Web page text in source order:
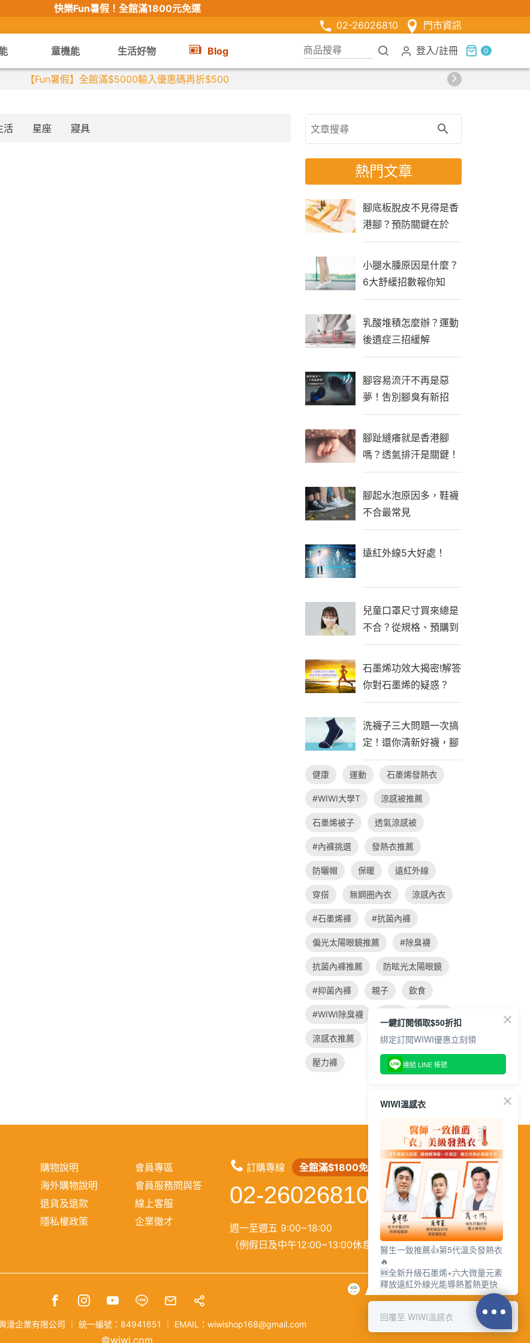
快樂Fun暑假！ 全館滿1800元免運
02-26026810
門市資訊
童機能 生活好物 Blog 登入 /註冊 0
【Fun暑假】全館滿$5000輸入優惠碼再折$500
活 星座 寢具
熱門文章
腳底板脫皮不見得是香
港腳？預防關鍵在於
「生活習慣」
小腿水腫原因是什麼？
6大舒緩招數報你知
乳酸堆積怎麼辦？運動
後遺症三招緩解
腳容易流汗不再是惡
夢！吿別腳臭有新招
腳趾縫癢就是香港腳
嗎？透氣排汗是關鍵！
腳起水泡原因多，鞋襪
不合最常見
遠紅外線5大好處！
兒童口罩尺寸買來總是
不合？從規格、預購到
自製一次看懂！
石墨烯功效大揭密!解答
你對石墨烯的疑惑？
洗襪子三大問題一次搞
定！還你清新好襪，腳
臭不隨行
健康 運動 石墨烯發熱衣
#WIWI大學T 涼感被推薦
石墨烯被子 透氣涼感被
#內褲挑選 發熱衣推薦
防曬帽 保暖 遠紅外線
穿搭 無鋼圈內衣 涼感內衣
#石墨烯褲 #抗菌內褲
偏光太陽眼鏡推薦 #除臭襪
抗菌內褲推薦 防眩光太陽眼鏡
#抑菌內褲 親子 飲食
#WIWI除臭襪
涼感衣推薦 #大學t穿搭
壓力褲
繁 │简
購物說明
海外購物說明
退貨及退款
隱私權政策
會員專區
會員服務問與答
線上客服
企業徵才
訂購專線 全館滿$1800免運
02-26026810
週一至週五 9:00~18:00
（例假日及中午12:00~13:00休息）
濠企業有限公司 統一編號：84941651 EMAIL：wiwishop168@gmail.com
©wiwi.com
一鍵訂閱領取$50折扣
綁定訂閱WIWI優惠立刻領
連結 LINE 帳號
WIWI溫感衣
醫生一致推薦👍第5代溫灸發熱衣
🔥
🆕全新升級石墨烯+六大微量元素
釋放遠紅外線光能導熱蓄熱更快
回覆至 WIWI溫感衣